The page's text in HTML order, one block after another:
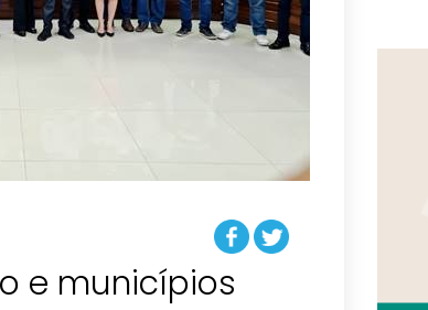
e municípios